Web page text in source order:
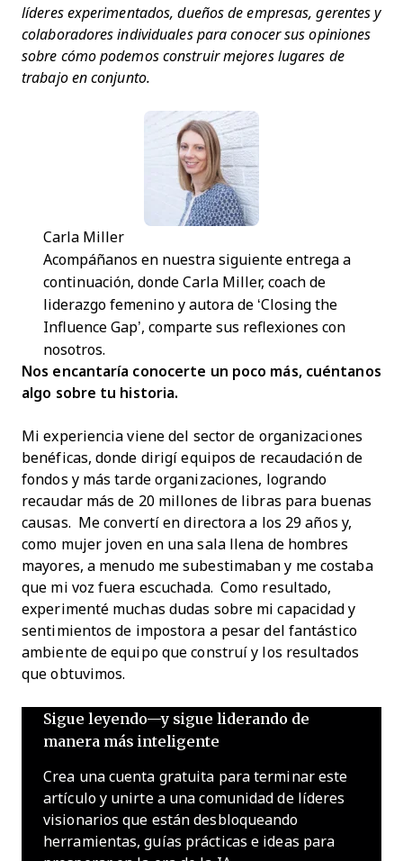
líderes experimentados, dueños de empresas, gerentes y
colaboradores individuales para conocer sus opiniones
sobre cómo podemos construir mejores lugares de
trabajo en conjunto.
Carla Miller
Acompáñanos en nuestra siguiente entrega a
continuación, donde Carla Miller, coach de
liderazgo femenino y autora de ‘Closing the
Influence Gap’, comparte sus reflexiones con
nosotros.
Nos encantaría conocerte un poco más, cuéntanos
algo sobre tu historia.
Mi experiencia viene del sector de organizaciones
benéficas, donde dirigí equipos de recaudación de
fondos y más tarde organizaciones, logrando
recaudar más de 20 millones de libras para buenas
causas. Me convertí en directora a los 29 años y,
como mujer joven en una sala llena de hombres
mayores, a menudo me subestimaban y me costaba
que mi voz fuera escuchada. Como resultado,
experimenté muchas dudas sobre mi capacidad y
sentimientos de impostora a pesar del fantástico
ambiente de equipo que construí y los resultados
que obtuvimos.
Sigue leyendo—y sigue liderando de
manera más inteligente
Crea una cuenta gratuita para terminar este
artículo y unirte a una comunidad de líderes
visionarios que están desbloqueando
herramientas, guías prácticas e ideas para